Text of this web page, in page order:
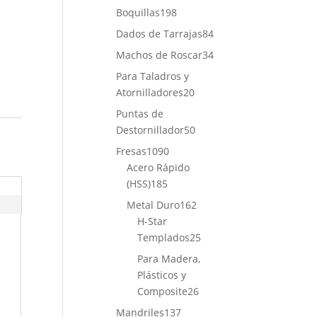
Boquillas198198
productos
Dados de Tarrajas8484
Machos de Roscar3434
Para Taladros y
Atornilladores2020
Puntas de
Destornillador5050
Fresas10901090
productos
Acero Rápido
(HSS)185
productos
Metal Duro162
H-Star
Templados25
Para Madera,
Plásticos y
Composite2626
Mandriles137137